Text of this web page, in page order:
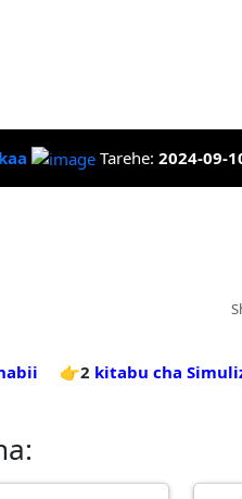
Tarehe: 2024-09-
👉2 kitabu cha